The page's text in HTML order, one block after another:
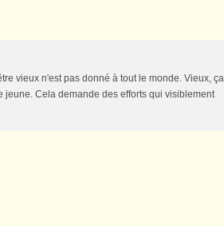
vieux n'est pas donné à tout le monde. Vieux, ça
jeune. Cela demande des efforts qui visiblement